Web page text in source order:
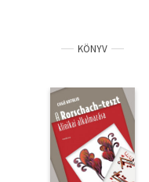
Tankönyv, segédkönyv
Társadalomtudomány
Természettudomány
Történelem
KÖNYV